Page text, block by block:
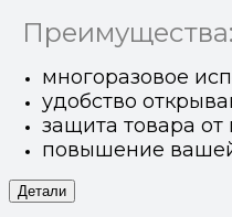
Преимущества:
многоразовое
удобство
защита товара
повышение
Детали